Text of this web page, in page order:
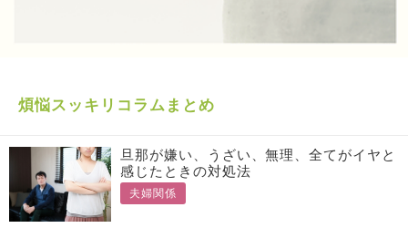
煩悩スッキリコラムまとめ
旦那が嫌い、うざい、無理、全てがイヤと
感じたときの対処法
夫婦関係